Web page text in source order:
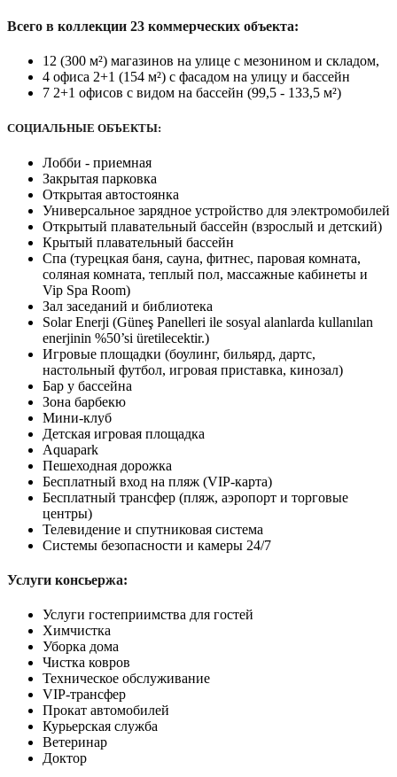
Всего в коллекции 23 коммерческих объекта:
12 (300 м²) магазинов на улице с мезонином и складом,
4 офиса 2+1 (154 м²) с фасадом на улицу и бассейн
7 2+1 офисов с видом на бассейн (99,5 - 133,5 м²)
СОЦИАЛЬНЫЕ ОБЪЕКТЫ:
Лобби - приемная
Закрытая парковка
Открытая автостоянка
Универсальное зарядное устройство для электромобилей
Открытый плавательный бассейн (взрослый и детский)
Крытый плавательный бассейн
Спа (турецкая баня, сауна, фитнес, паровая комната,
соляная комната, теплый пол, массажные кабинеты и
Vip Spa Room)
Зал заседаний и библиотека
Solar Enerji (Güneş Panelleri ile sosyal alanlarda kullanılan
enerjinin %50’si üretilecektir.)
Игровые площадки (боулинг, бильярд, дартс,
настольный футбол, игровая приставка, кинозал)
Бар у бассейна
Зона барбекю
Мини-клуб
Детская игровая площадка
Aquapark
Пешеходная дорожка
Бесплатный вход на пляж (VIP-карта)
Бесплатный трансфер (пляж, аэропорт и торговые
центры)
Телевидение и спутниковая система
Системы безопасности и камеры 24/7
Услуги консьержа:
Услуги гостеприимства для гостей
Химчистка
Уборка дома
Чистка ковров
Техническое обслуживание
VIP-трансфер
Прокат автомобилей
Курьерская служба
Ветеринар
Доктор